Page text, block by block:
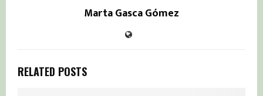
Marta Gasca Gómez
RELATED POSTS